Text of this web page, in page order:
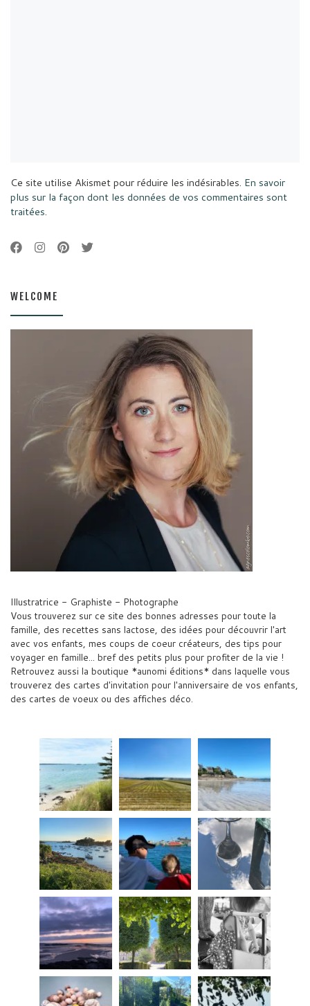
Ce site utilise Akismet pour réduire les indésirables. En savoir
plus sur la façon dont les données de vos commentaires sont
traitées.
WELCOME
Illustratrice - Graphiste - Photographe
Vous trouverez sur ce site des bonnes adresses pour toute la
famille, des recettes sans lactose, des idées pour découvrir l'art
avec vos enfants, mes coups de coeur créateurs, des tips pour
voyager en famille... bref des petits plus pour profiter de la vie !
Retrouvez aussi la boutique *aunomi éditions* dans laquelle vous
trouverez des cartes d'invitation pour l'anniversaire de vos enfants,
des cartes de voeux ou des affiches déco.